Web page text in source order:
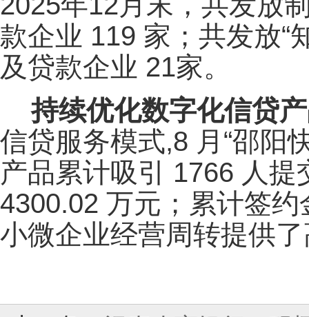
款企业 119 家；共发放“
及贷款企业 21家。
持续优化数字化信贷
信贷服务模式,8 月“邵阳
产品累计吸引 1766 人
4300.02 万元；累计签
小微企业经营周转提供